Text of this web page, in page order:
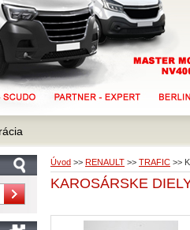
Úvod >> RENAULT >> TRAFIC >>
KAROSÁRSKE